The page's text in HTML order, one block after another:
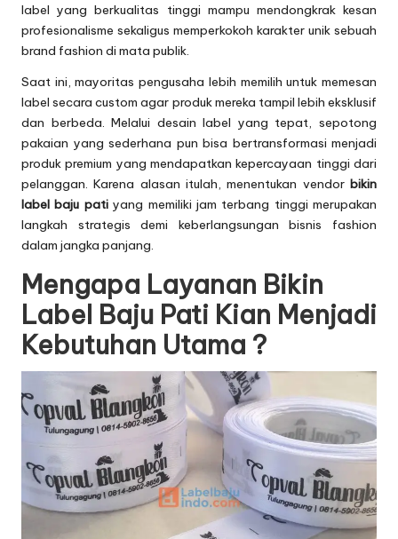
label yang berkualitas tinggi mampu mendongkrak kesan
profesionalisme sekaligus memperkokoh karakter unik sebuah
brand fashion di mata publik.
Saat ini, mayoritas pengusaha lebih memilih untuk memesan
label secara custom agar produk mereka tampil lebih eksklusif
dan berbeda. Melalui desain label yang tepat, sepotong
pakaian yang sederhana pun bisa bertransformasi menjadi
produk premium yang mendapatkan kepercayaan tinggi dari
pelanggan. Karena alasan itulah, menentukan vendor bikin
label baju patiyang memiliki jam terbang tinggi merupakan
langkah strategis demi keberlangsungan bisnis fashion
dalam jangka panjang.
Mengapa Layanan Bikin
Label Baju Pati Kian Menjadi
Kebutuhan Utama ?